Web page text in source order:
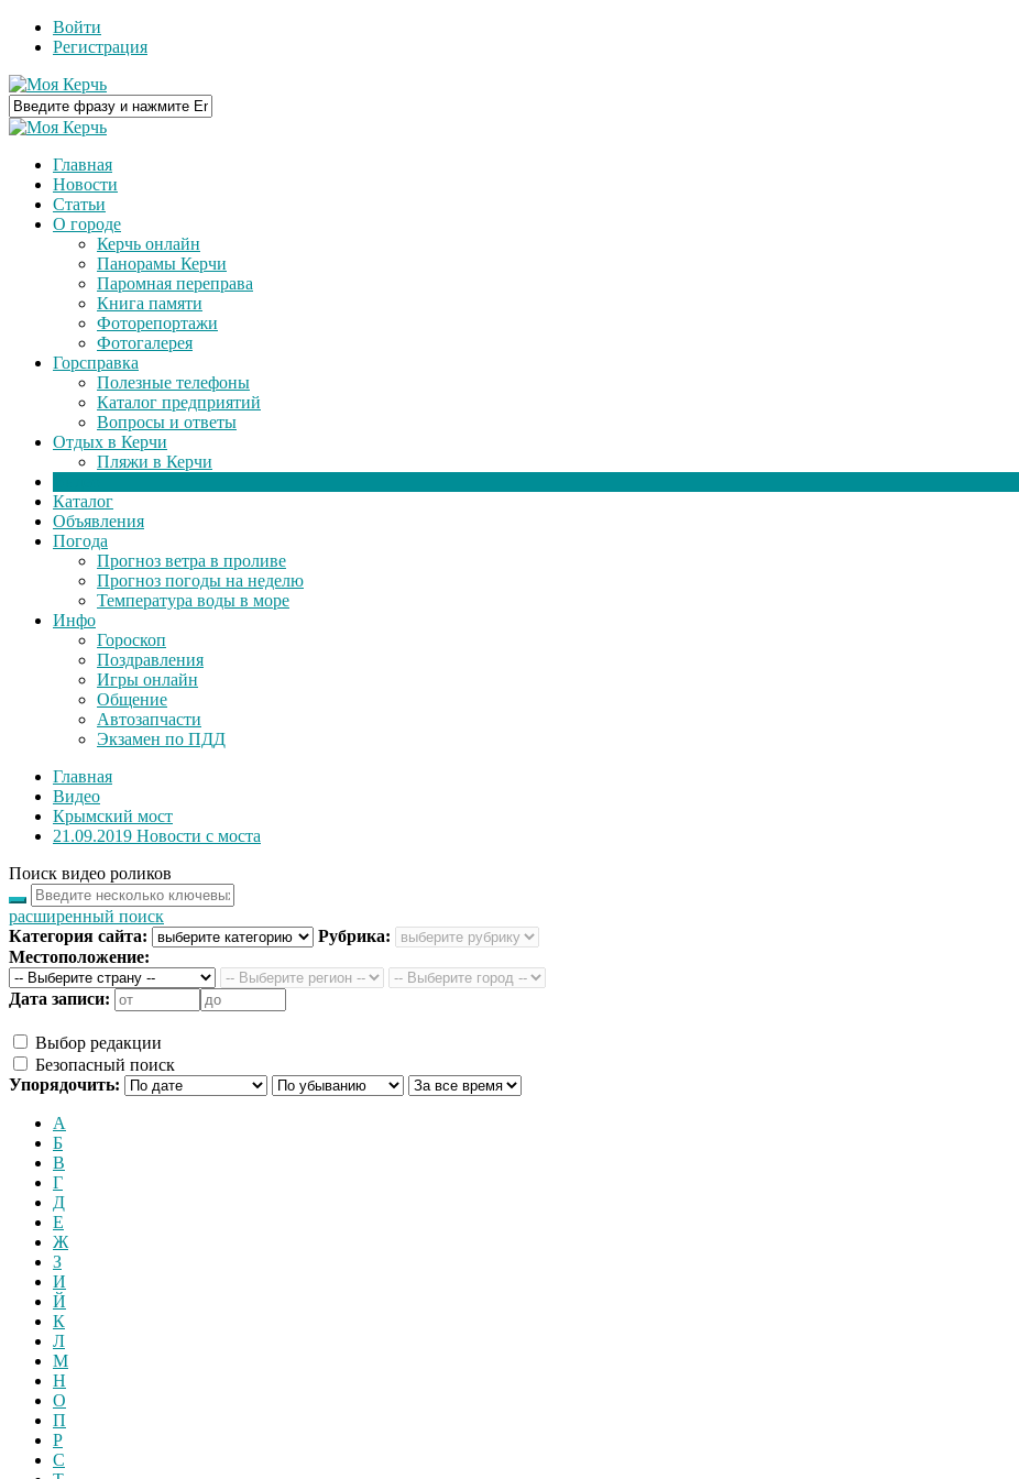
Войти
Регистрация
Главная
Новости
Статьи
О городе
Керчь онлайн
Панорамы Керчи
Паромная переправа
Книга памяти
Фоторепортажи
Фотогалерея
Горсправка
Полезные телефоны
Каталог предприятий
Вопросы и ответы
Отдых в Керчи
Пляжи в Керчи
Каталог
Объявления
Погода
Прогноз ветра в проливе
Прогноз погоды на неделю
Температура воды в море
Инфо
Гороскоп
Поздравления
Игры онлайн
Общение
Автозапчасти
Экзамен по ПДД
Главная
Видео
Крымский мост
21.09.2019 Новости с моста
Поиск видео роликов
расширенный поиск
Категория сайта:
Рубрика:
Местоположение:
Дата записи:
Выбор редакции
Безопасный поиск
Упорядочить:
А
Б
В
Г
Д
Е
Ж
З
И
Й
К
Л
М
Н
О
П
Р
С